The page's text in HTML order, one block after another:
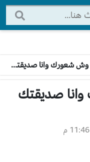
شعورك وانا صديقتك وش ارد
صديقتك